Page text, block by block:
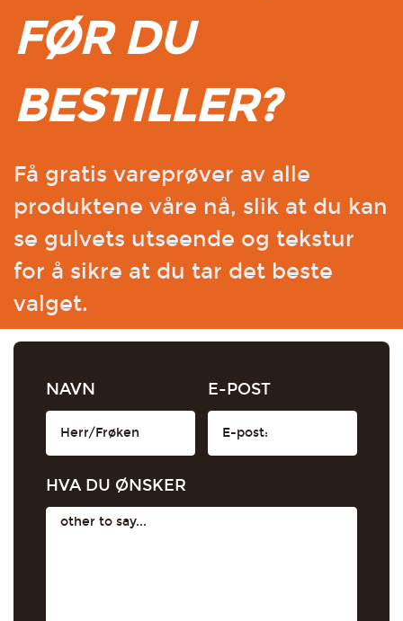
FØR DU
BESTILLER?
Få gratis vareprøver av alle
produktene våre nå, slik at du kan
se gulvets utseende og tekstur
for å sikre at du tar det beste
valget.
NAVN E-POST
HVA DU ØNSKER